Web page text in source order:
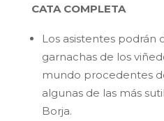
CATA COMPLETA
Los asistentes podrán
garnachas de los
mundo procedentes
algunas de las más
Borja.